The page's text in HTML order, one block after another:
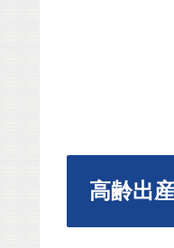
高齢出